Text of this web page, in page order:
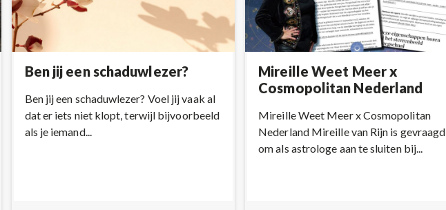
Ben jij een schaduwlezer?
Ben jij een schaduwlezer? Voel jij vaak al
dat er iets niet klopt, terwijl bijvoorbeeld
als je iemand...
Mireille Weet Meer x
Cosmopolitan Nederland
Mireille Weet Meer x Cosmopolitan
Nederland Mireille van Rijn is gevraagd
om als astrologe aan te sluiten bij...